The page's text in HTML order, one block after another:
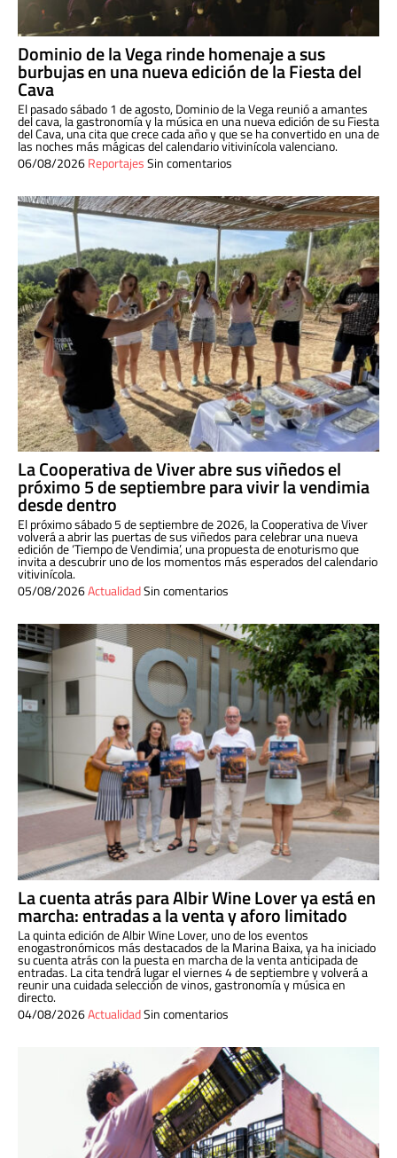
Dominio de la Vega rinde homenaje a sus
burbujas en una nueva edición de la Fiesta del
Cava
El pasado sábado 1 de agosto, Dominio de la Vega reunió a amantes
del cava, la gastronomía y la música en una nueva edición de su Fiesta
del Cava, una cita que crece cada año y que se ha convertido en una de
las noches más mágicas del calendario vitivinícola valenciano.
06/08/2026ReportajesSin comentarios
La Cooperativa de Viver abre sus viñedos el
próximo 5 de septiembre para vivir la vendimia
desde dentro
El próximo sábado 5 de septiembre de 2026, la Cooperativa de Viver
volverá a abrir las puertas de sus viñedos para celebrar una nueva
edición de ‘Tiempo de Vendimia’, una propuesta de enoturismo que
invita a descubrir uno de los momentos más esperados del calendario
vitivinícola.
05/08/2026ActualidadSin comentarios
La cuenta atrás para Albir Wine Lover ya está en
marcha: entradas a la venta y aforo limitado
La quinta edición de Albir Wine Lover, uno de los eventos
enogastronómicos más destacados de la Marina Baixa, ya ha iniciado
su cuenta atrás con la puesta en marcha de la venta anticipada de
entradas. La cita tendrá lugar el viernes 4 de septiembre y volverá a
reunir una cuidada selección de vinos, gastronomía y música en
directo.
04/08/2026ActualidadSin comentarios